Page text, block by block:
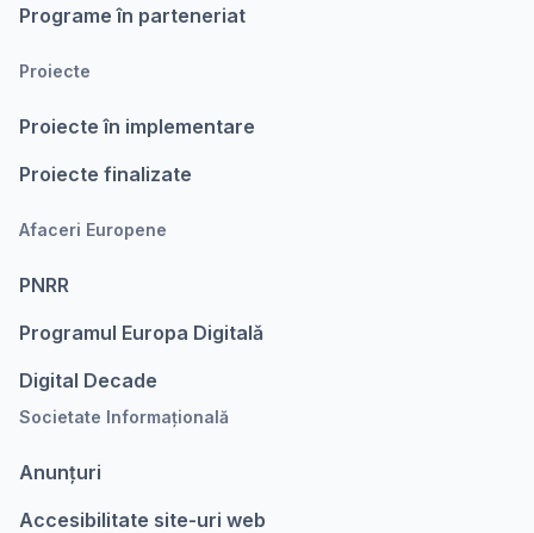
Programe în parteneriat
Proiecte
Proiecte în implementare
Proiecte finalizate
Afaceri Europene
PNRR
Programul Europa Digitalǎ
Digital Decade
Societate Informațională
Anunțuri
Accesibilitate site-uri web